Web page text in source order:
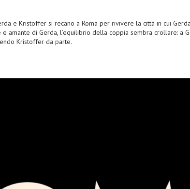
e Kristoffer si recano a Roma per rivivere la città in cui
e amante di Gerda, l’equilibrio della coppia sembra crollare:
Kristoffer da parte.